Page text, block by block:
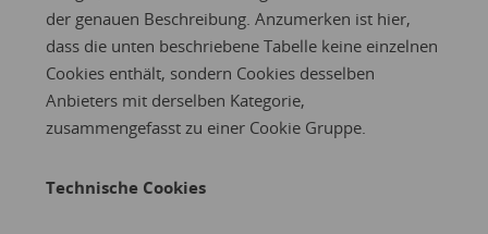
der genauen Beschreibung. Anzumerken ist hier,
dass die unten beschriebene Tabelle keine einzelnen
Cookies enthält, sondern Cookies desselben
Anbieters mit derselben Kategorie,
zusammengefasst zu einer Cookie Gruppe.
Technische Cookies